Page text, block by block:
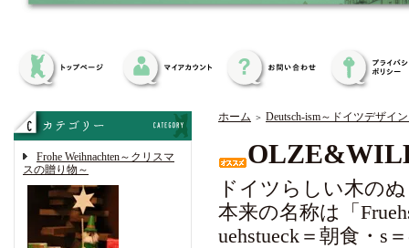
Frohe Weihnachten～クリスマ
スの贈り物～
ホーム ＞ Deutsch-ism～ドイツデザイ
ドイツらしい木の
本来の名称は「
uehstueck＝朝食・s